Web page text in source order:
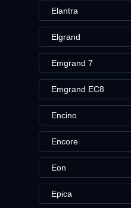
Elantra
Elgrand
Emgrand 7
Emgrand EC8
Encino
Encore
Eon
Epica